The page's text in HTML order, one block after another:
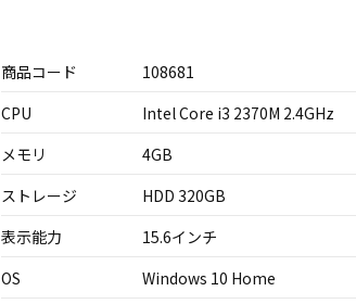
商品コード
108681
CPU
Intel Core i3 2370M 2.4GHz
メモリ
4GB
ストレージ
HDD 320GB
表示能力
15.6インチ
OS
Windows 10 Home